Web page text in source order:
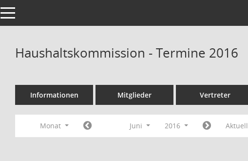
Toggle navigation
Haushaltskommission - Termine 2016
Informationen Mitglieder Vertreter
Monat Juni 2016 Aktuell